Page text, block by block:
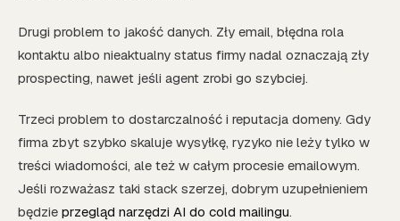
Drugi problem to jakość danych. Zły email, błędna rola
kontaktu albo nieaktualny status firmy nadal oznaczają zły
prospecting, nawet jeśli agent zrobi go szybciej.
Trzeci problem to dostarczalność i reputacja domeny. Gdy
firma zbyt szybko skaluje wysyłkę, ryzyko nie leży tylko w
treści wiadomości, ale też w całym procesie emailowym.
Jeśli rozważasz taki stack szerzej, dobrym uzupełnieniem
będzie przegląd narzędzi AI do cold mailingu.